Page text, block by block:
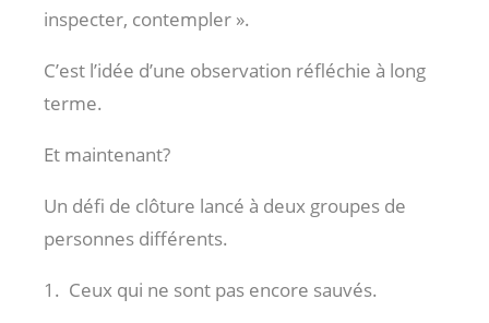
inspecter, contempler ».
C’est l’idée d’une observation réfléchie à long
terme.
Et maintenant?
Un défi de clôture lancé à deux groupes de
personnes différents.
1. Ceux qui ne sont pas encore sauvés.